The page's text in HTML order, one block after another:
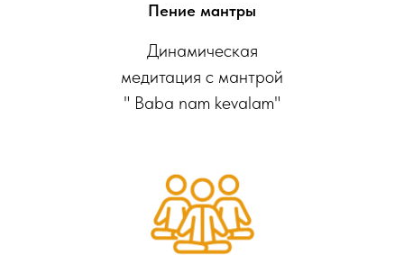
Пение мантры
Динамическая
медитация с мантрой
" Baba nam kevalam"